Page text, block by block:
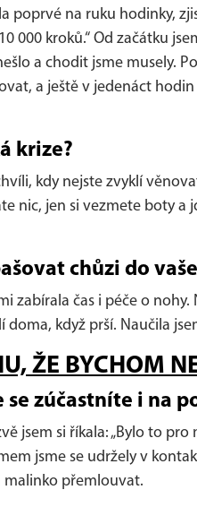
poprvé na ruku hodinky,
000 kroků.“ Od začátku
a chodit jsme musely.
a ještě v jedenáct
krize?
kdy nejste zvyklí
nic, jen si vezmete boty a
chůzi do
zabírala čas i péče o
doma, když prší. Naučila
ŽE BYCHOM
se zúčastníte i na
jsem si říkala: „Bylo to
jsme se udržely v
malinko přemlouvat.